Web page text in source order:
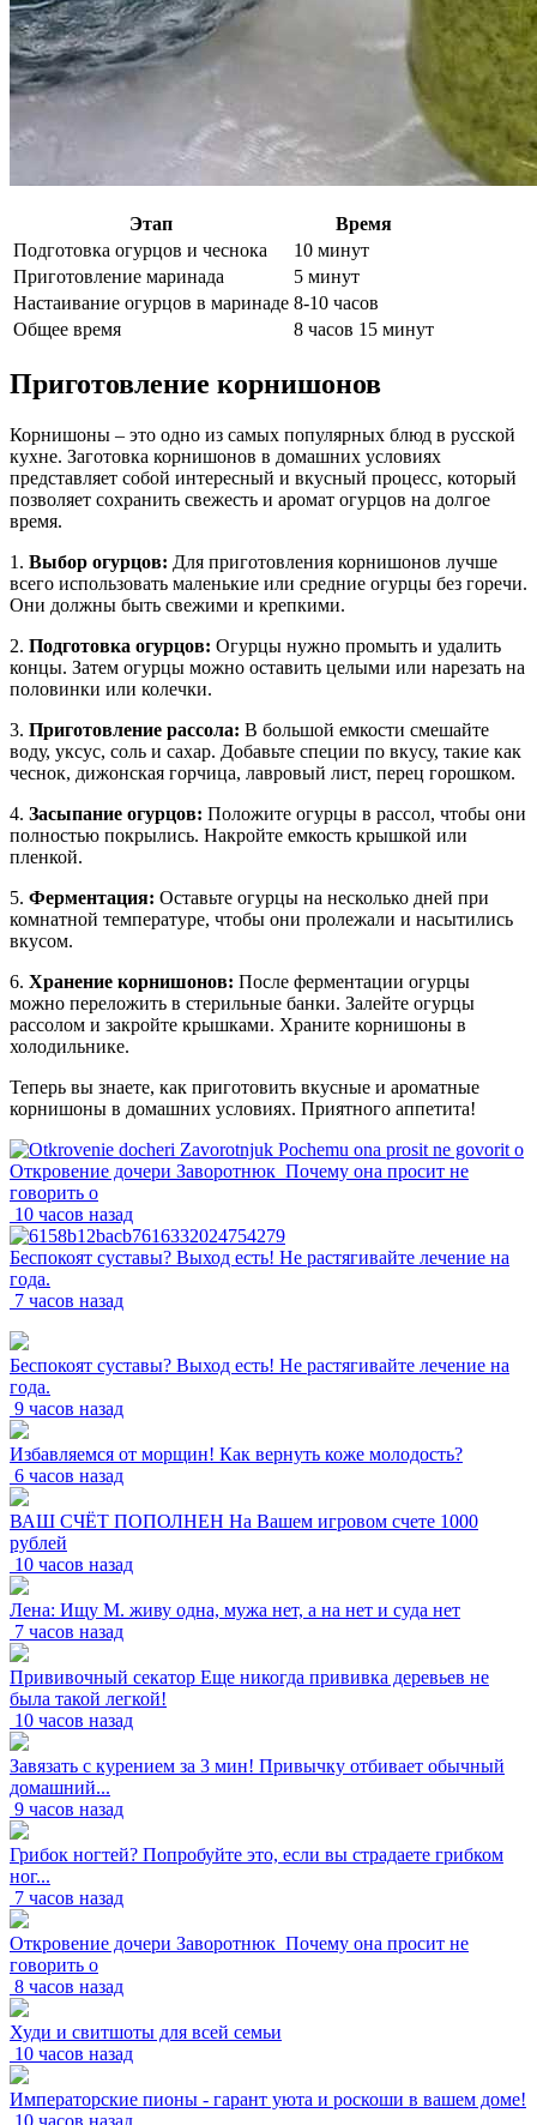
Этап
Время
Подготовка огурцов и чеснока
10 минут
Приготовление маринада
5 минут
Настаивание огурцов в маринаде 8-10 часов
Общее время
8 часов 15 минут
Приготовление корнишонов
Корнишоны – это одно из самых популярных блюд в русской
кухне. Заготовка корнишонов в домашних условиях
представляет собой интересный и вкусный процесс, который
позволяет сохранить свежесть и аромат огурцов на долгое
время.
1. Выбор огурцов: Для приготовления корнишонов лучше
всего использовать маленькие или средние огурцы без горечи.
Они должны быть свежими и крепкими.
2. Подготовка огурцов: Огурцы нужно промыть и удалить
концы. Затем огурцы можно оставить целыми или нарезать на
половинки или колечки.
3. Приготовление рассола: В большой емкости смешайте
воду, уксус, соль и сахар. Добавьте специи по вкусу, такие как
чеснок, дижонская горчица, лавровый лист, перец горошком.
4. Засыпание огурцов: Положите огурцы в рассол, чтобы они
полностью покрылись. Накройте емкость крышкой или
пленкой.
5. Ферментация: Оставьте огурцы на несколько дней при
комнатной температуре, чтобы они пролежали и насытились
вкусом.
6. Хранение корнишонов: После ферментации огурцы
можно переложить в стерильные банки. Залейте огурцы
рассолом и закройте крышками. Храните корнишоны в
холодильнике.
Теперь вы знаете, как приготовить вкусные и ароматные
корнишоны в домашних условиях. Приятного аппетита!
Откровение дочери Заворотнюк_Почему она просит не
говорить о
10 часов назад
Беспокоят суставы? Выход есть! Не растягивайте лечение на
года.
7 часов назад
Беспокоят суставы? Выход есть! Не растягивайте лечение на
года.
9 часов назад
Избавляемся от морщин! Как вернуть коже молодость?
6 часов назад
ВАШ СЧЁТ ПОПОЛНЕН На Вашем игровом счете 1000
рублей
10 часов назад
Лена: Ищу М. живу одна, мужа нет, а на нет и суда нет
7 часов назад
Прививочный секатор Еще никогда прививка деревьев не
была такой легкой!
10 часов назад
Завязать с курением за 3 мин! Привычку отбивает обычный
домашний...
9 часов назад
Грибок ногтей? Попробуйте это, если вы страдаете грибком
ног...
7 часов назад
Откровение дочери Заворотнюк_Почему она просит не
говорить о
8 часов назад
Худи и свитшоты для всей семьи
10 часов назад
Императорские пионы - гарант уюта и роскоши в вашем доме!
10 часов назад